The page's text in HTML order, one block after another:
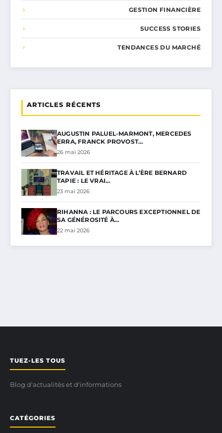
GESTION FINANCIÈRE
SUCCESS STORIES
TENDANCES DU MARCHÉ
ARTICLES RÉCENTS
AUGUSTIN PALUEL-MARMONT, MERCEDES
ERRA, FRANCK PROVOST…
26 mai 2026
TRAVAIL ET HÉRITAGE À L’ÈRE BERNARD
TAPIE : LE VRAI…
23 mai 2026
RIHANNA : LE PARCOURS EXCEPTIONNEL DE
SA GÉNÉROSITÉ À…
22 mai 2026
TUEZ-LES TOUS
Blog d'actualités et d'informations
CATÉGORIES